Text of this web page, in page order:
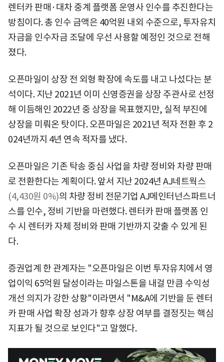
렌터카 판매·대차 중계 플랫폼 운영사 인수를 추진한다는
방침이다. 총 인수 금액은 40억원 내외 수준으로, 투자유치
자금을 인수자금 조달에 우선 사용할 예정인 것으로 전해
졌다.
오픈마일이 상장 전 외형 확장에 속도를 내고 나섰다는 분
석이다. 지난 2021년 이미 신영증권을 상장 주관사로 선정
해 이듬해인 2022년 중 상장을 목표했지만, 실적 부진에
상장을 미뤄온 탓이다. 오픈마일은 2021년 적자 전환 후 2
024년까지 4년 연속 적자를 냈다.
오픈마일은 기존 탁송 중심 사업을 차량 정비와 차량 판매
로 전환한다는 계획이다. 앞서 지난 2024년 AJ네트웍스
(4,430원 0%)의 차량 정비 전문기업 AJ메인터넌스파트너
스를 인수, 정비 기반을 마련했다. 렌터카 판매 플랫폼 인
수 시 렌터카 자체 정비와 판매 기반까지 갖출 수 있게 된
다.
증권업계 한 관계자는 "오픈마일은 이번 투자유치에서 영
업이익 65억원 달성이라는 마일스톤을 내걸 만큼 수익성
개선 의지가 강한 상황"이라면서 "M&A에 기반을 둔 렌터
카 판매 사업 확장 성과가 향후 상장 여부를 결정짓는 핵심
지표가 될 것으로 보인다"고 말했다.